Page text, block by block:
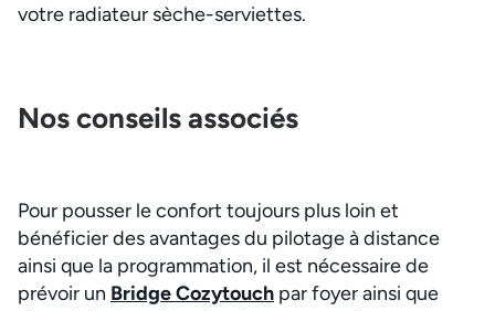
votre radiateur sèche-serviettes.
Nos conseils associés
Pour pousser le confort toujours plus loin et
bénéficier des avantages du pilotage à distance
ainsi que la programmation, il est nécessaire de
prévoir un Bridge Cozytouch par foyer ainsi que